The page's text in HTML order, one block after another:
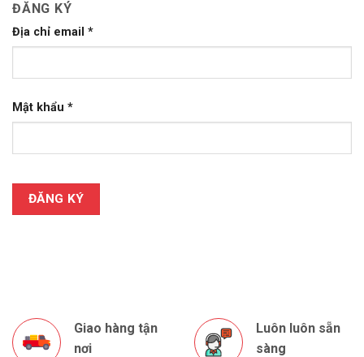
ĐĂNG KÝ
Địa chỉ email *
Mật khẩu *
ĐĂNG KÝ
Giao hàng tận
nơi
Luôn luôn sẵn
sàng